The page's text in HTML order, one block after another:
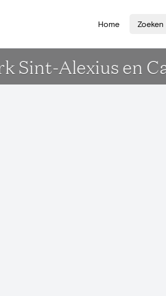
Home Zoeken
Sint-Alexius en